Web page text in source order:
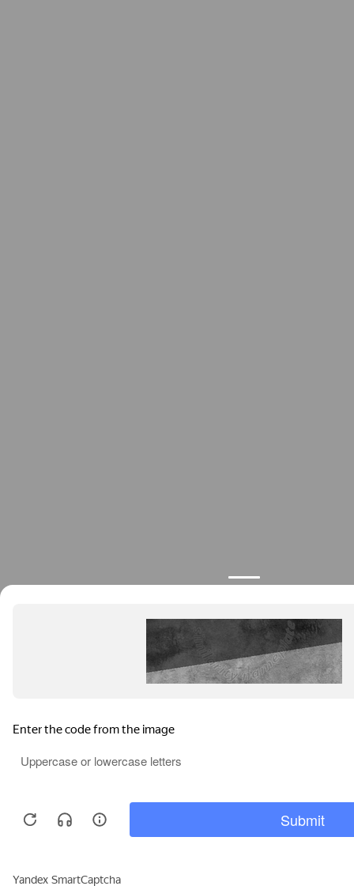
Продолжая пользоваться сайтом, вы соглашаетесь с